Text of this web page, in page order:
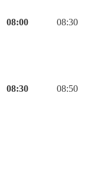
08:00 08:30
08:30 08:50